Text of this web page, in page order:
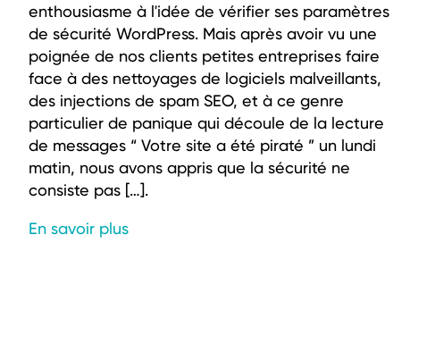
enthousiasme à l'idée de vérifier ses paramètres
de sécurité WordPress. Mais après avoir vu une
poignée de nos clients petites entreprises faire
face à des nettoyages de logiciels malveillants,
des injections de spam SEO, et à ce genre
particulier de panique qui découle de la lecture
de messages “ Votre site a été piraté ” un lundi
matin, nous avons appris que la sécurité ne
consiste pas […].
En savoir plus